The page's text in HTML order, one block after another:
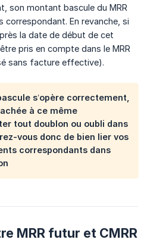
son montant bascule du MRR
correspondant. En revanche, si
la date de début de cet
pris en compte dans le MRR
sans facture effective).
s’opère correctement,
à ce même
tout doublon ou oubli dans
vous donc de bien lier vos
correspondants dans
MRR futur et CMRR